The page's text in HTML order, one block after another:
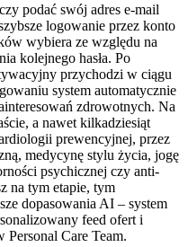
podać swój adres e-mail
logowanie przez konto
wybiera ze względu na
kolejnego hasła. Po
przychodzi w ciągu
system automatycznie
zdrowotnych. Na
a nawet kilkadziesiąt
prewencyjnej, przez
medycynę stylu życia, jogę
psychicznej czy anti-
na tym etapie, tym
dopasowania AI – system
feed ofert i
Personal Care Team.